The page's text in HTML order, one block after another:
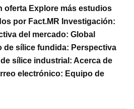
oferta Explore más estudios
por Fact.MR Investigación:
del mercado: Global
de sílice fundida: Perspectiva
sílice industrial: Acerca de
electrónico: Equipo de